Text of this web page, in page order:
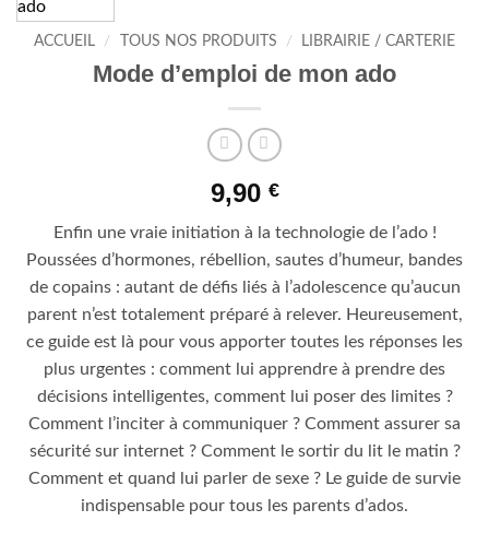
ACCUEIL / TOUS NOS PRODUITS / LIBRAIRIE / CARTERIE
Mode d’emploi de mon ado
9,90 €
Enfin une vraie initiation à la technologie de l’ado !
Poussées d’hormones, rébellion, sautes d’humeur, bandes
de copains : autant de défis liés à l’adolescence qu’aucun
parent n’est totalement préparé à relever. Heureusement,
ce guide est là pour vous apporter toutes les réponses les
plus urgentes : comment lui apprendre à prendre des
décisions intelligentes, comment lui poser des limites ?
Comment l’inciter à communiquer ? Comment assurer sa
sécurité sur internet ? Comment le sortir du lit le matin ?
Comment et quand lui parler de sexe ? Le guide de survie
indispensable pour tous les parents d’ados.